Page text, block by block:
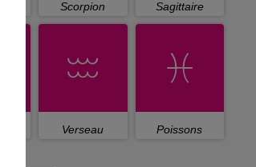
Scorpion Sagittaire
Verseau Poissons